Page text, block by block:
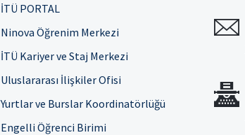
İTÜ PORTAL
Ninova Öğrenim Merkezi
İTÜ Kariyer ve Staj Merkezi
Uluslararası İlişkiler Ofisi
Yurtlar ve Burslar Koordinatörlüğü
Engelli Öğrenci Birimi